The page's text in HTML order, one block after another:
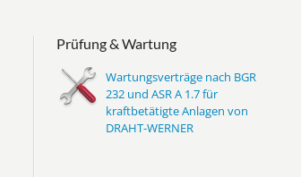
Prüfung & Wartung
Wartungsverträge nach BGR
232 und ASR A 1.7 für
kraftbetätigte Anlagen von
DRAHT-WERNER